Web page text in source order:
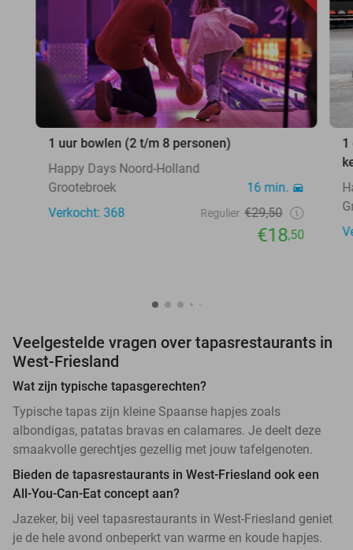
1 uur bowlen (2 t/m 8 personen)
Happy Days Noord-Holland
Grootebroek
16 min.
Verkocht: 368
Regulier €29,50
€18,50
1
Veelgestelde vragen over tapasrestaurants in
West-Friesland
Wat zijn typische tapasgerechten?
Typische tapas zijn kleine Spaanse hapjes zoals
albondigas, patatas bravas en calamares. Je deelt deze
smaakvolle gerechtjes gezellig met jouw tafelgenoten.
Bieden de tapasrestaurants in West-Friesland ook een
All-You-Can-Eat concept aan?
Jazeker, bij veel tapasrestaurants in West-Friesland geniet
je de hele avond onbeperkt van warme en koude hapjes.